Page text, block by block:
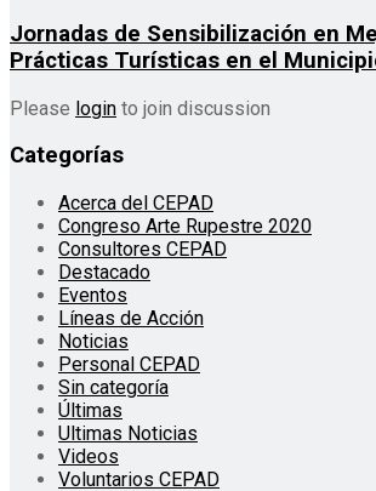
Jornadas de Sensibilización en
Prácticas Turísticas en el
Please login to join discussion
Categorías
Acerca del CEPAD
Congreso Arte Rupestre 2020
Consultores CEPAD
Destacado
Eventos
Líneas de Acción
Noticias
Personal CEPAD
Sin categoría
Últimas
Ultimas Noticias
Videos
Voluntarios CEPAD